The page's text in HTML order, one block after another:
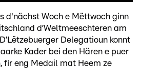
d'nächst Woch e Mëttwoch ginn
d’Weltmeeschteren am
Delegatioun konnt
Kader bei den Hären e puer
fir eng Medail mat Heem ze